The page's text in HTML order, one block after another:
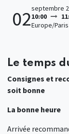
02septembre
10:00
Europe/Paris
Le temps
Consignes et
soit bonne
La bonne heure
Arrivée